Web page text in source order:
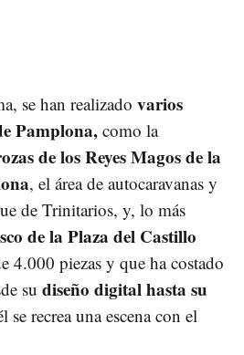
se han realizado varios
Pamplona, como la
de los Reyes Magos de la
, el área de autocaravanas y
de Trinitarios, y, lo más
de la Plaza del Castillo
4.000 piezas y que ha costado
su diseño digital hasta su
se recrea una escena con el